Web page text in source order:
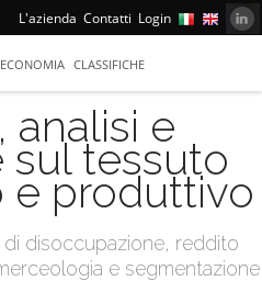
L'azienda Contatti Login
ECONOMIA CLASSIFICHE
analisi e
sul tessuto
produttivo
disoccupazione, reddito
e segmentazione